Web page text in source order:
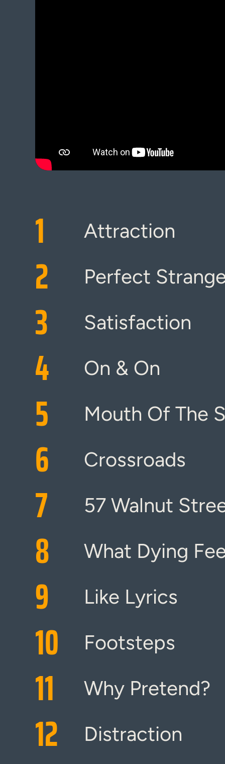
1 Attraction
2 Perfect
3 Satisfaction
4 On & On
5 Mouth Of The
6 Crossroads
7 57 Walnut
8 What Dying
9 Like Lyrics
10 Footsteps
11 Why Pretend?
12 Distraction